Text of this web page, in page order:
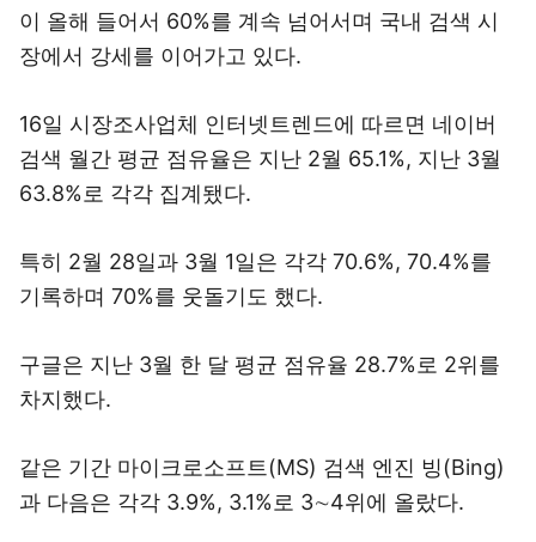
이 올해 들어서 60%를 계속 넘어서며 국내 검색 시
장에서 강세를 이어가고 있다.
16일 시장조사업체 인터넷트렌드에 따르면 네이버
검색 월간 평균 점유율은 지난 2월 65.1%, 지난 3월
63.8%로 각각 집계됐다.
특히 2월 28일과 3월 1일은 각각 70.6%, 70.4%를
기록하며 70%를 웃돌기도 했다.
구글은 지난 3월 한 달 평균 점유율 28.7%로 2위를
차지했다.
같은 기간 마이크로소프트(MS) 검색 엔진 빙(Bing)
과 다음은 각각 3.9%, 3.1%로 3∼4위에 올랐다.